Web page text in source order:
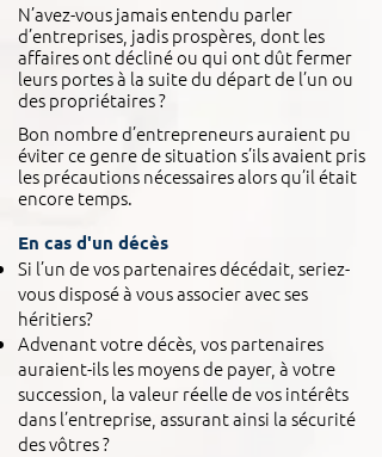
N’avez-vous jamais entendu parler
d’entreprises, jadis prospères, dont les
affaires ont décliné ou qui ont dût fermer
leurs portes à la suite du départ de l’un ou
des propriétaires ?
Bon nombre d’entrepreneurs auraient pu
éviter ce genre de situation s’ils avaient pris
les précautions nécessaires alors qu’il était
encore temps.
En cas d'un décès
Si l’un de vos partenaires décédait, seriez-
vous disposé à vous associer avec ses
héritiers?
Advenant votre décès, vos partenaires
auraient-ils les moyens de payer, à votre
succession, la valeur réelle de vos intérêts
dans l’entreprise, assurant ainsi la sécurité
des vôtres ?